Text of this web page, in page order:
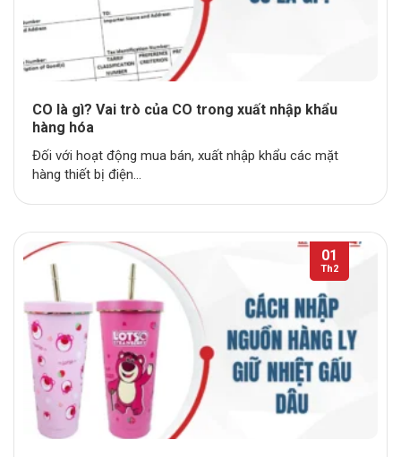
CO là gì? Vai trò của CO trong xuất nhập khẩu
hàng hóa
Đối với hoạt động mua bán, xuất nhập khẩu các mặt
hàng thiết bị điện...
01
Th2